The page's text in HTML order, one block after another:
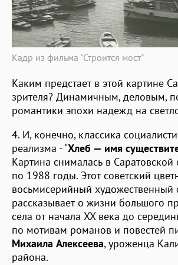
Кадр из фильма "Строится мост"
Каким предстает в этой картине
зрителя? Динамичным, деловым,
романтики эпохи надежд на
4. И, конечно, классика
реализма - "Хлеб — имя
Картина снималась в Саратовской
по 1988 годы. Этот советский
восьмисерийный художественный
рассказывает о жизни большого
села от начала XX века до
по мотивам романов и повестей
Михаила Алексеева, уроженца
района.